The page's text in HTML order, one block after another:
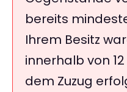
bereits
Ihrem Besitz
innerhalb von
dem Zuzug